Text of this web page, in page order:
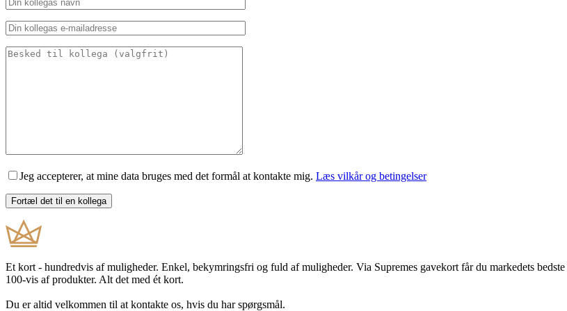
Jeg accepterer, at mine data bruges med det formål at kontakte mig. Læs vilkår og betingelser
Et kort - hundredvis af muligheder. Enkel, bekymringsfri og fuld af muligheder. Via Supremes gavekort får du markedets
100-vis af produkter. Alt det med ét kort.
Du er altid velkommen til at kontakte os, hvis du har spørgsmål.